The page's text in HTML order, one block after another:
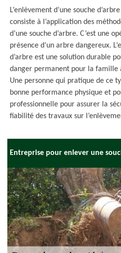
L’enlèvement d’une souche
consiste à l’application des
d’une souche d’arbre. C’est une
présence d’un arbre dangereux.
d’arbre est une solution durable
danger permanent pour la famille
Une personne qui pratique de ce
bonne performance physique et
professionnelle pour assurer la
fiabilité des travaux sur
Entreprise pour enlever une